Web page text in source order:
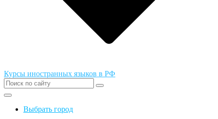
Курсы иностранных языков в РФ
Выбрать город